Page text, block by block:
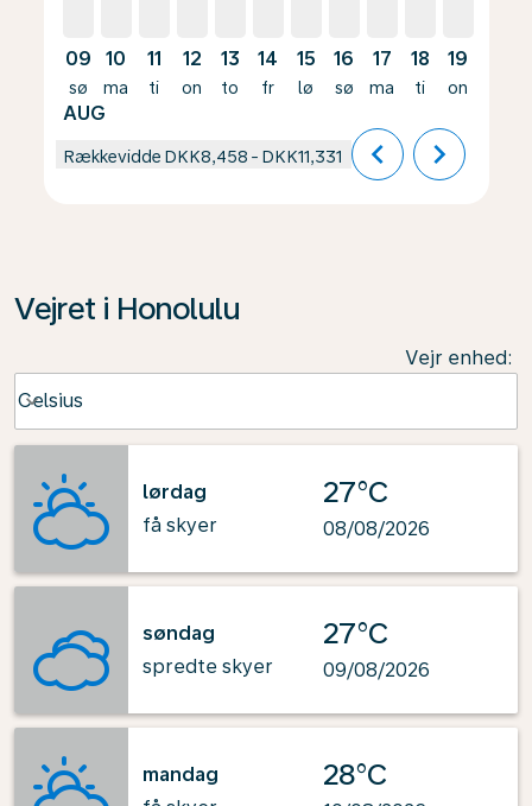
09
sø
AUG
10
ma
11
ti
12
on
13
to
14
fr
15
lø
16
sø
17
ma
18
ti
19
on
Rækkevidde DKK8,458 - DKK11,331 chevron_left chevron_right
Vejret i Honolulu
Vejr enhed:
Celsius
keyboard_arrow_down
lørdag
få skyer
27°C
08/08/2026
søndag
spredte skyer
27°C
09/08/2026
mandag
28°C